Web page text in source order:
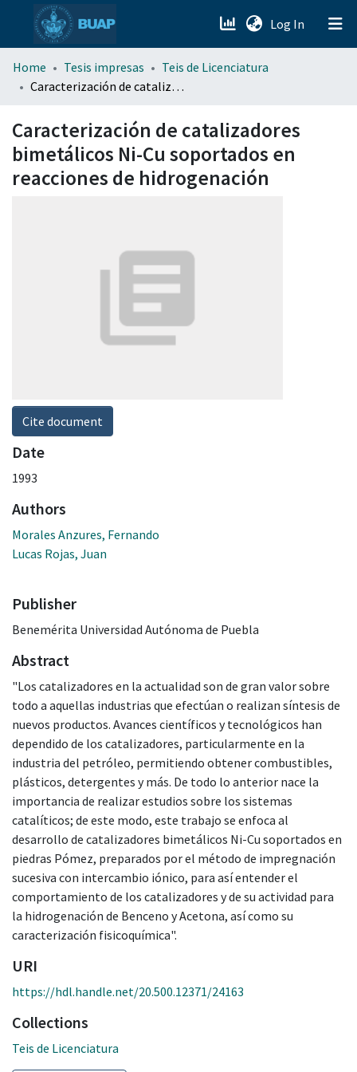
Log In (current)
menu.section.about_menu
Home Tesis impresas
Teis de Licenciatura
Caracterización de catalizadores bimetálicos Ni-Cu soportados en reacciones de hidrogenación
Caracterización de catalizadores
bimetálicos Ni-Cu soportados en
reacciones de hidrogenación
Cite document
Date
1993
Authors
Morales Anzures, Fernando
Lucas Rojas, Juan
Publisher
Benemérita Universidad Autónoma de Puebla
Abstract
"Los catalizadores en la actualidad son de gran valor sobre
todo a aquellas industrias que efectúan o realizan síntesis de
nuevos productos. Avances científicos y tecnológicos han
dependido de los catalizadores, particularmente en la
industria del petróleo, permitiendo obtener combustibles,
plásticos, detergentes y más. De todo lo anterior nace la
importancia de realizar estudios sobre los sistemas
catalíticos; de este modo, este trabajo se enfoca al
desarrollo de catalizadores bimetálicos Ni-Cu soportados en
piedras Pómez, preparados por el método de impregnación
sucesiva con intercambio iónico, para así entender el
comportamiento de los catalizadores y de su actividad para
la hidrogenación de Benceno y Acetona, así como su
caracterización fisicoquímica".
URI
https://hdl.handle.net/20.500.12371/24163
Collections
Teis de Licenciatura